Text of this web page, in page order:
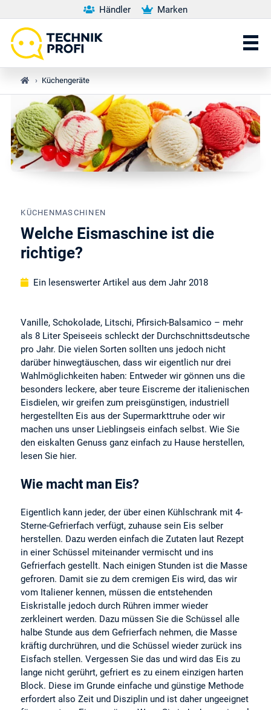
Händler Marken
› Küchengeräte
KÜCHENMASCHINEN
Welche Eismaschine ist die
richtige?
Ein lesenswerter Artikel aus dem Jahr 2018
Vanille, Schokolade, Litschi, Pfirsich-Balsamico – mehr
als 8 Liter Speiseeis schleckt der Durchschnittsdeutsche
pro Jahr. Die vielen Sorten sollten uns jedoch nicht
darüber hinwegtäuschen, dass wir eigentlich nur drei
Wahlmöglichkeiten haben: Entweder wir gönnen uns die
besonders leckere, aber teure Eiscreme der italienischen
Eisdielen, wir greifen zum preisgünstigen, industriell
hergestellten Eis aus der Supermarkttruhe oder wir
machen uns unser Lieblingseis einfach selbst. Wie Sie
den eiskalten Genuss ganz einfach zu Hause herstellen,
lesen Sie hier.
Wie macht man Eis?
Eigentlich kann jeder, der über einen Kühlschrank mit 4-
Sterne-Gefrierfach verfügt, zuhause sein Eis selber
herstellen. Dazu werden einfach die Zutaten laut Rezept
in einer Schüssel miteinander vermischt und ins
Gefrierfach gestellt. Nach einigen Stunden ist die Masse
gefroren. Damit sie zu dem cremigen Eis wird, das wir
vom Italiener kennen, müssen die entstehenden
Eiskristalle jedoch durch Rühren immer wieder
zerkleinert werden. Dazu müssen Sie die Schüssel alle
halbe Stunde aus dem Gefrierfach nehmen, die Masse
kräftig durchrühren, und die Schüssel wieder zurück ins
Eisfach stellen. Vergessen Sie das und wird das Eis zu
lange nicht gerührt, gefriert es zu einem einzigen harten
Block. Diese im Grunde einfache und günstige Methode
erfordert also Zeit und Disziplin und ist daher ungeeignet